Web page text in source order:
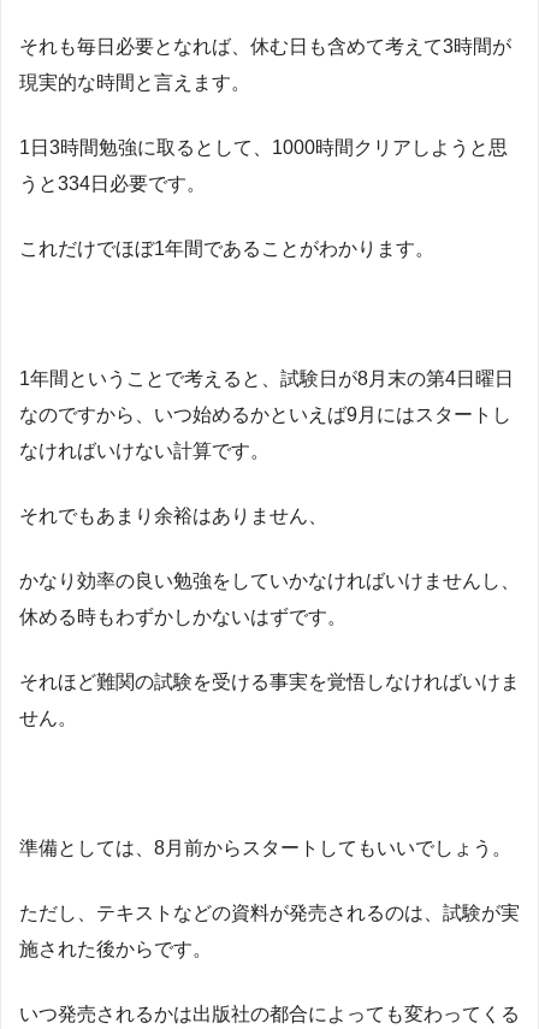
それも毎日必要となれば、休む日も含めて考えて3時間が
現実的な時間と言えます。
1日3時間勉強に取るとして、1000時間クリアしようと思
うと334日必要です。
これだけでほぼ1年間であることがわかります。
1年間ということで考えると、試験日が8月末の第4日曜日
なのですから、いつ始めるかといえば9月にはスタートし
なければいけない計算です。
それでもあまり余裕はありません、
かなり効率の良い勉強をしていかなければいけませんし、
休める時もわずかしかないはずです。
それほど難関の試験を受ける事実を覚悟しなければいけま
せん。
準備としては、8月前からスタートしてもいいでしょう。
ただし、テキストなどの資料が発売されるのは、試験が実
施された後からです。
いつ発売されるかは出版社の都合によっても変わってくる